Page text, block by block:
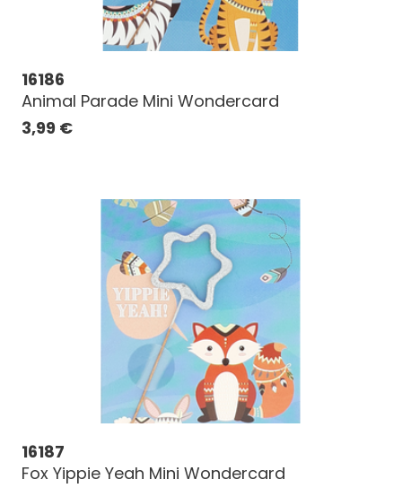
16186
Animal Parade Mini Wondercard
3,99 €
16187
Fox Yippie Yeah Mini Wondercard